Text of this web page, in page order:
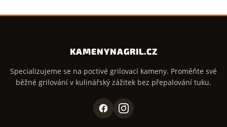
KAMENYNAGRIL.CZ
Specializujeme se na poctivé grilovací kameny. Proměňte své
běžné grilování v kulinářský zážitek bez přepalování tuku.